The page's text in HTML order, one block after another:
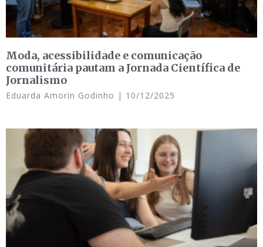
Moda, acessibilidade e comunicação
comunitária pautam a Jornada Científica de
Jornalismo
Eduarda Amorin Godinho 10/12/2025